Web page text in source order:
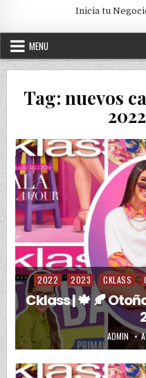
Inicia tu
MENU
Tag: nuevos
Posted in
2022 2023 CKLASS
Cklass | 🍁 🍂
AUTHOR:
ADMIN